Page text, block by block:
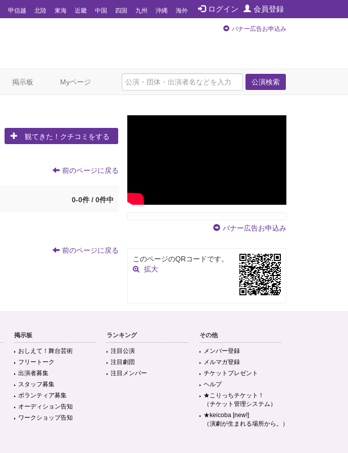
ログイン 会員登録
甲信越 北陸 東海 近畿 中国 四国 九州 沖縄 海外
バナー広告お申込み
公演検索
掲示板 Myページ
観てきた！クチコミをする
前のページに戻る
0-0件 / 0件中
前のページに戻る
バナー広告お申込み
このページのQRコードです。
拡大
掲示板
おしえて！舞台芸術
フリートーク
出演者募集
スタッフ募集
ボランティア募集
オーディション告知
ワークショップ告知
ランキング
注目公演
注目劇団
注目メンバー
その他
メンバー登録
メルマガ登録
チケットプレゼント
ヘルプ
★こりっちチケット！
（チケット管理システム）
★keicoba [new!]
（演劇が生まれる場所から。）